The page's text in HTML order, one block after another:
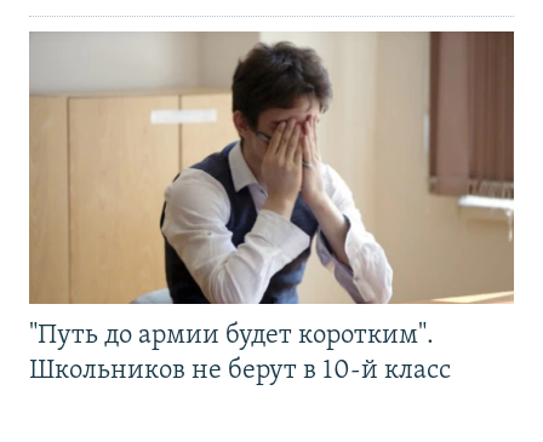
"Путь до армии будет коротким".
Школьников не берут в 10-й класс